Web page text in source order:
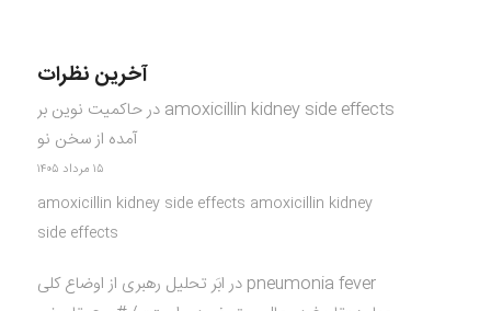
آخرین نظرات
amoxicillin kidney side effects درحاکمیت نوین بر
آمده از سخن نو
۱۵ مرداد ۱۴۰۵
amoxicillin kidney side effects amoxicillin kidney
side effects
pneumonia fever در ابَر تحلیل رهبری از اوضاع کلی